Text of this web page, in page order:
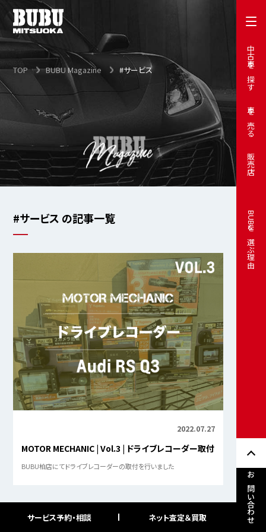
中古車を探す
車を売る
販売店
BUBUを選ぶ理由
お問い合わせ
TOP BUBU Magazine #サービス
#サービス の記事一覧
2022.07.27
MOTOR MECHANIC | Vol.3 | ドライブレコーダー取付
BUBU柏店にてドライブレコーダーの取付を行いました
サービス予約・相談 ネット査定＆買取